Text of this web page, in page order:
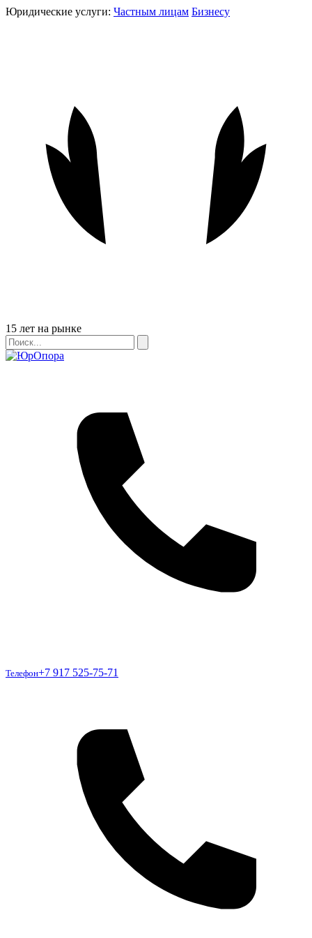
Юридические услуги: Частным лицам Бизнесу
Бейдж
15 лет на рынке
Поиск
Поиск
Телефон
Телефон+7 917 525-75-71